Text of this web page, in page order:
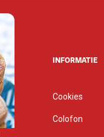
INFORMATIE
Cookies
Colofon